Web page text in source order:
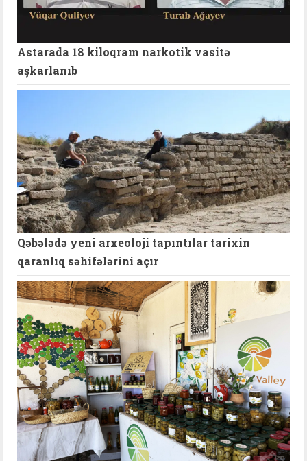
Astarada 18 kiloqram narkotik vasitə
aşkarlanıb
Qəbələdə yeni arxeoloji tapıntılar tarixin
qaranlıq səhifələrini açır